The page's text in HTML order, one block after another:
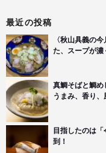
最近の投稿
〈秋山具義の
た、スープが濃
真鯛そばと鯛め
うまみ、香り
目指したのは
到！